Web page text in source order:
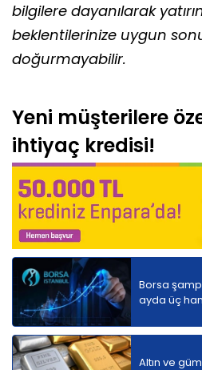
bilgilere dayanılarak
beklentilerinize uygun
doğurmayabilir.
Yeni müşterilere
ihtiyaç kredisi!
Borsa
ayda üç
Altın ve